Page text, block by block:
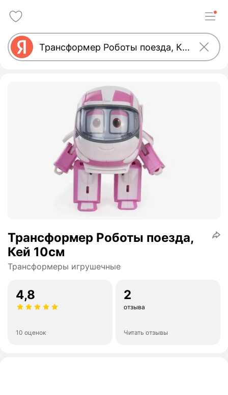
Трансформер Роботы поезда,
Кей 10см
Трансформеры игрушечные
4,8
10 оценок
2
отзыва
Читать отзывы